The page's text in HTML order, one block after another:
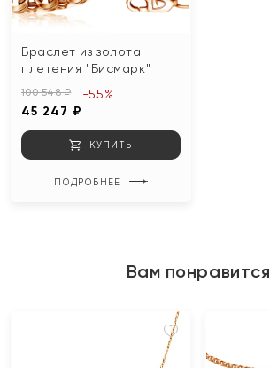
Браслет из золота
плетения "Бисмарк"
100 548 ₽
45 247 ₽
-55%
КУПИТЬ
ПОДРОБНЕЕ
Вам понравится